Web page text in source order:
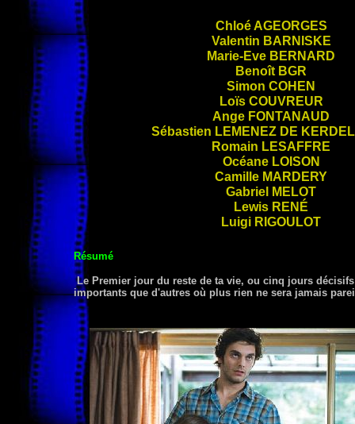
Chloé AGEORGES
Valentin BARNISKE
Marie-Eve BERNARD
Benoît BGR
Simon COHEN
Loïs COUVREUR
Ange FONTANAUD
Sébastien LEMENEZ DE
Romain LESAFFRE
Océane LOISON
Camille MARDERY
Gabriel MELOT
Lewis RENÉ
Luigi RIGOULOT
Résumé
Le Premier jour du reste de ta vie, ou cinq jours
importants que d'autres où plus rien ne sera jamais